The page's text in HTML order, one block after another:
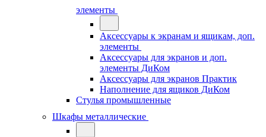
элементы
Аксессуары к экранам и ящикам, доп.
элементы
Аксессуары для экранов и доп.
элементы ДиКом
Аксессуары для экранов Практик
Наполнение для ящиков ДиКом
Стулья промышленные
Шкафы металлические